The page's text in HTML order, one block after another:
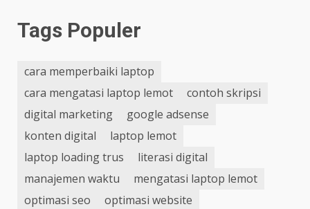
Tags Populer
cara memperbaiki laptop
cara mengatasi laptop lemot
contoh skripsi
digital marketing
google adsense
konten digital
laptop lemot
laptop loading trus
literasi digital
manajemen waktu
mengatasi laptop lemot
optimasi seo
optimasi website